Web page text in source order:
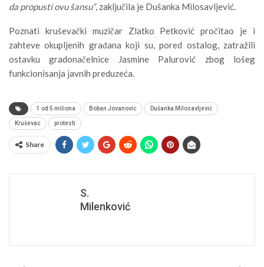
da propusti ovu šansu“, zaključila je Dušanka Milosavljević.
Poznati kruševački muzičar Zlatko Petković pročitao je i
zahteve okupljenih građana koji su, pored ostalog, zatražili
ostavku gradonačelnice Jasmine Palurović zbog lošeg
funkcionisanja javnih preduzeća.
1 od 5 miliona Boban Jovanovic Dušanka Milosavljević
Kruševac protesti
Share
S.
Milenković